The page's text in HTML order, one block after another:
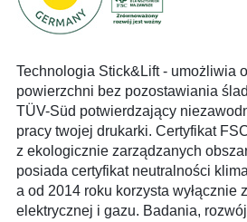
Technologia Stick&Lift - umożliwia
powierzchni bez pozostawiania
TÜV-Süd potwierdzający
pracy twojej drukarki. Certyfikat
z ekologicznie zarządzanych
posiada certyfikat neutralności
a od 2014 roku korzysta wyłącznie
elektrycznej i gazu. Badania,